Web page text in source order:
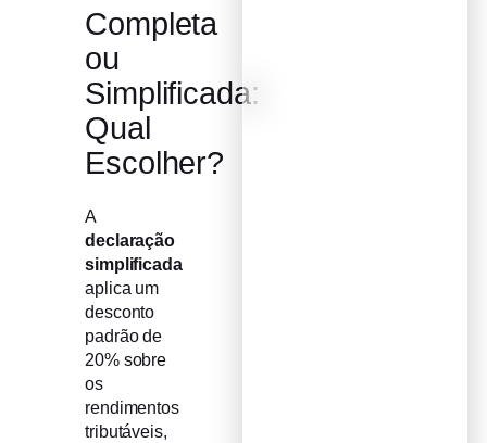
Completa
ou
Simplificada:
Qual
Escolher?
A
declaração
simplificada
aplica um
desconto
padrão de
20% sobre
os
rendimentos
tributáveis,